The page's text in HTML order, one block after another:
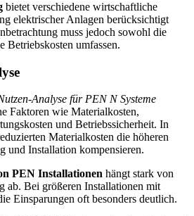
bietet verschiedene wirtschaftliche
elektrischer Anlagen berücksichtigt
muss jedoch sowohl die
Betriebskosten umfassen.
Analyse für PEN N Systeme
Faktoren wie Materialkosten,
und Betriebssicherheit. In
Materialkosten die höheren
und Installation kompensieren.
PEN Installationen hängt stark von
ab. Bei größeren Installationen mit
Einsparungen oft besonders deutlich.